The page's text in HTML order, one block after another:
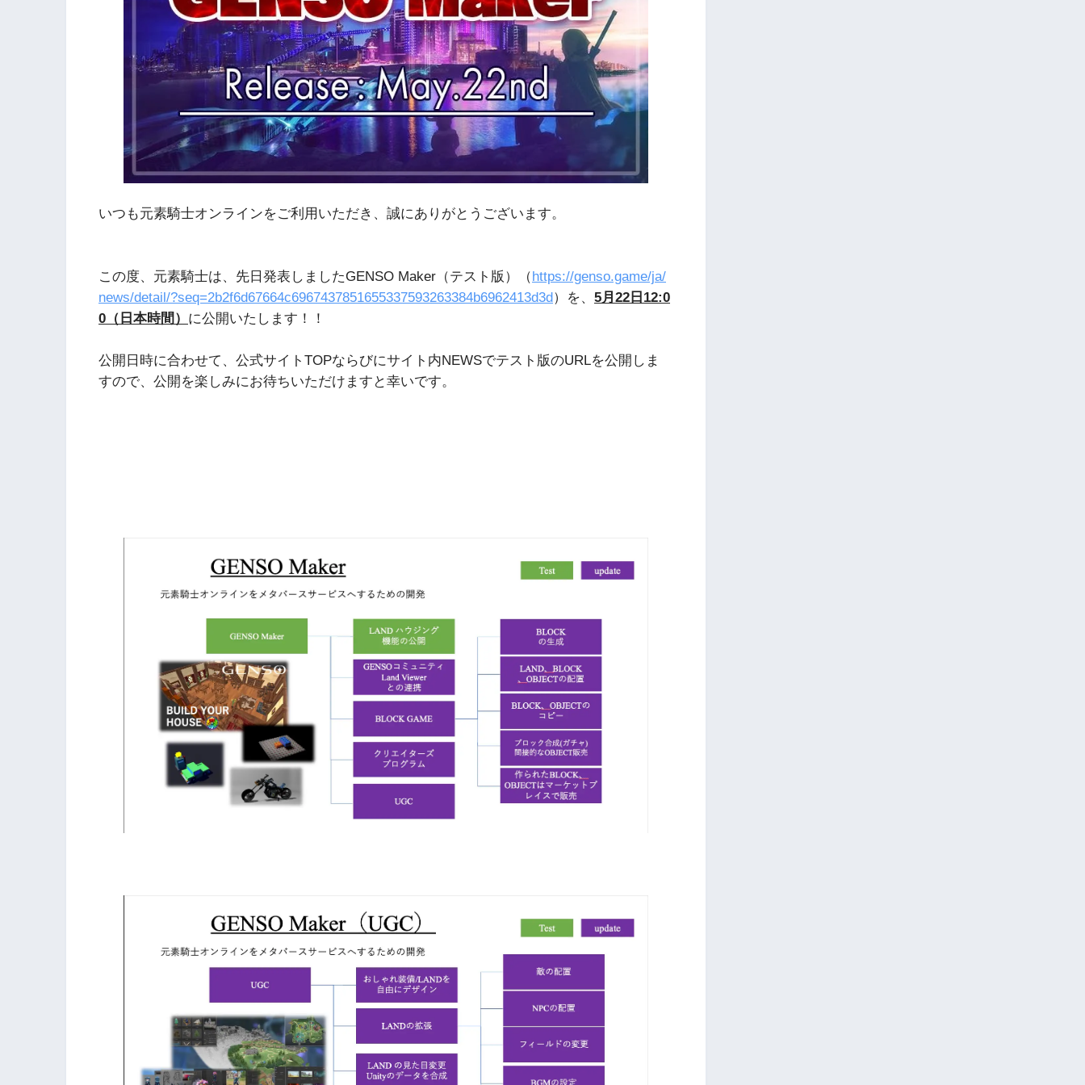
いつも元素騎士オンラインをご利用いただき、誠にありがとうございます。
この度、元素騎士は、先日発表しましたGENSO Maker（テスト版）（https://genso.game/ja/
news/detail/?seq=2b2f6d67664c6967437851655337593263384b6962413d3d）を、 5月22日12:0
0（日本時間） に公開いたします！！
公開日時に合わせて、公式サイトTOPならびにサイト内NEWSでテスト版のURLを公開しま
すので、公開を楽しみにお待ちいただけますと幸いです。